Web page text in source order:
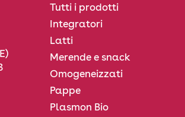
Tutti i prodotti
Integratori
Latti
Merende e snack
Omogeneizzati
Pappe
Plasmon Bio